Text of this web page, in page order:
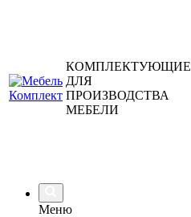
КОМПЛЕКТУЮЩИЕ
ДЛЯ
ПРОИЗВОДСТВА
МЕБЕЛИ
Меню